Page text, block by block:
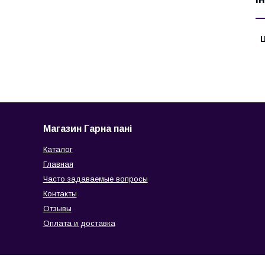
Магазин Гарна пані
Каталог
Главная
Часто задаваемые вопросы
Контакты
Отзывы
Оплата и доставка